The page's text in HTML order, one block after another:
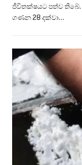
ජීවිතක්ෂයට පත්ව
ගණන 28 දක්වා…